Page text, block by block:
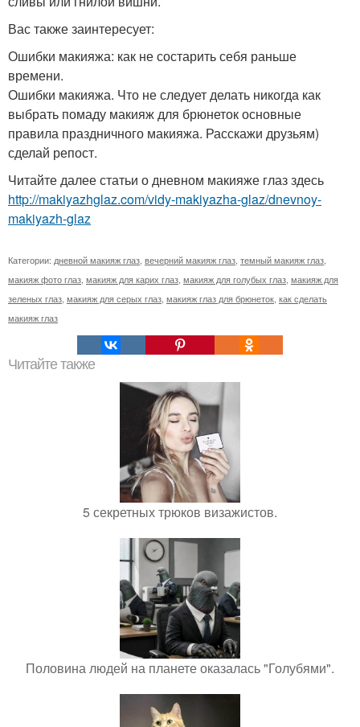
Вас также заинтересует:
Ошибки макияжа: как не состарить себя раньше
времени.
Ошибки макияжа. Что не следует делать никогда как
выбрать помаду макияж для брюнеток основные
правила праздничного макияжа. Расскажи друзьям)
сделай репост.
Читайте далее статьи о дневном макияже глаз здесь
http://makiyazhglaz.com/vidy-makiyazha-glaz/dnevnoy-
makiyazh-glaz
Категории: дневной макияж глаз вечерний макияж глаз темный макияж глаз
макияж фото глаз макияж для карих глаз макияж для голубых глаз макияж для
зеленых глаз макияж для серых глаз макияж глаз для брюнеток как сделать
макияж глаз
Читайте также
5 секретных трюков визажистов.
Половина людей на планете оказалась "Голубями".